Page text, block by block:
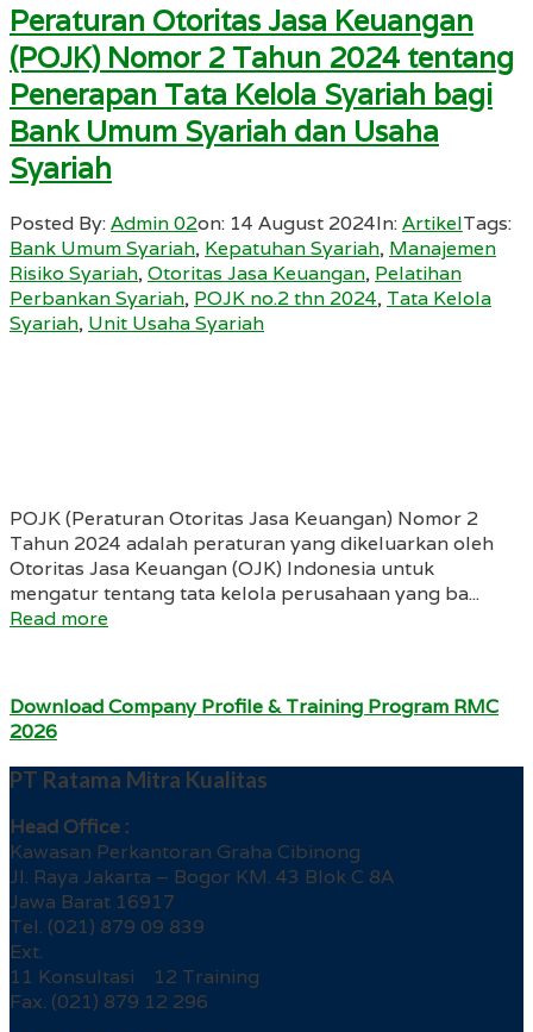
Peraturan Otoritas Jasa Keuangan
(POJK) Nomor 2 Tahun 2024 tentang
Penerapan Tata Kelola Syariah bagi
Bank Umum Syariah dan Usaha
Syariah
Posted By:Admin 02on: 14 August 2024In:ArtikelTags:
Bank Umum Syariah, Kepatuhan Syariah, Manajemen
Risiko Syariah,Otoritas Jasa Keuangan, Pelatihan
Perbankan Syariah, POJK no.2 thn 2024, Tata Kelola
Syariah, Unit Usaha Syariah
POJK (Peraturan Otoritas Jasa Keuangan) Nomor 2
Tahun 2024 adalah peraturan yang dikeluarkan oleh
Otoritas Jasa Keuangan (OJK) Indonesia untuk
mengatur tentang tata kelola perusahaan yang ba...
Read more
Download Company Profile & Training Program RMC
2026
PT Ratama Mitra Kualitas
Head Office :
Kawasan Perkantoran Graha Cibinong
Jl. Raya Jakarta – Bogor KM. 43 Blok C 8A
Jawa Barat 16917
Tel. (021) 879 09 839
Ext.
11 Konsultasi 12 Training
Fax. (021) 879 12 296